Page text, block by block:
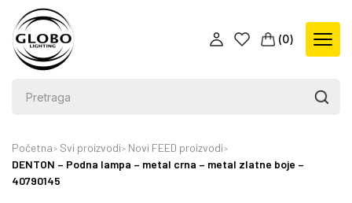
(0)
Početna Svi proizvodi
Novi FEED proizvodi
DENTON – Podna lampa – metal crna – metal zlatne boje –
40790145